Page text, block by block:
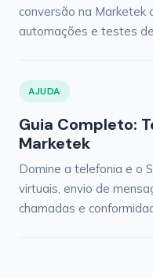
conversão na Marketek
automações e testes
AJUDA
Guia Completo:
Marketek
Domine a telefonia e o
virtuais, envio de
chamadas e